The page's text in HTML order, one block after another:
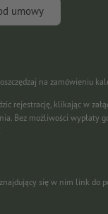
umowy
na zamówieniu
rejestrację, klikając w
Bez możliwości wypłaty
się w nim link do